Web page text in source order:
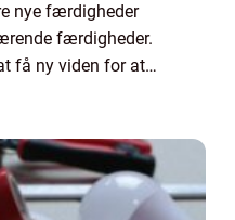
nye færdigheder
færdigheder.
få ny viden for at